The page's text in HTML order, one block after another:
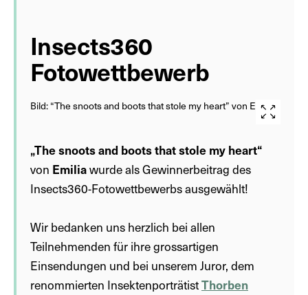
Insects360
Fotowettbewerb
Bild: “The snoots and boots that stole my heart” von Emilia
„The snoots and boots that stole my heart“
von Emiliawurde als Gewinnerbeitrag des
Insects360-Fotowettbewerbs ausgewählt!
Wir bedanken uns herzlich bei allen
Teilnehmenden für ihre grossartigen
Einsendungen und bei unserem Juror, dem
renommierten InsektenporträtistThorben